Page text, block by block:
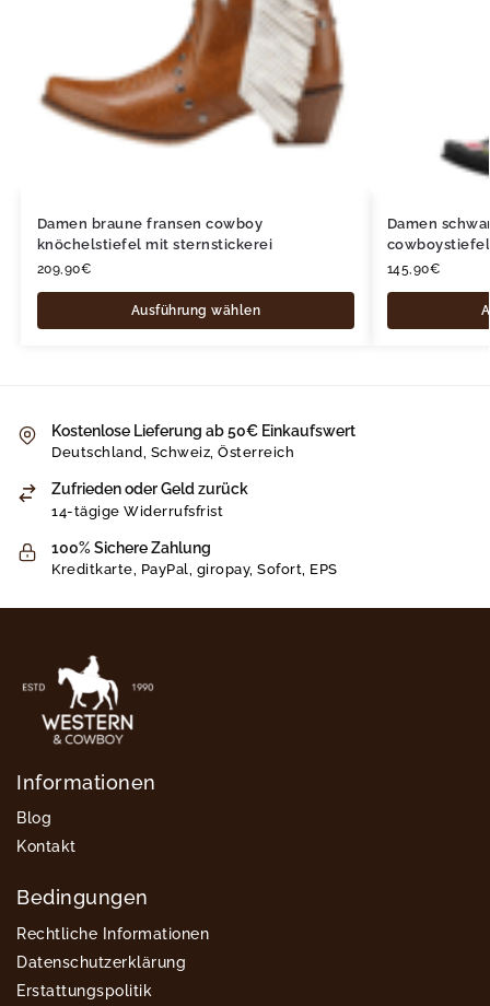
Damen braune fransen cowboy
knöchelstiefel mit sternstickerei
209,90€
Ausführung wählen
Damen
145,90€
Kostenlose Lieferung ab 50€ Einkaufswert
Deutschland, Schweiz, Österreich
Zufrieden oder Geld zurück
14-tägige Widerrufsfrist
100% Sichere Zahlung
Kreditkarte, PayPal, giropay, Sofort, EPS
Informationen
Blog
Kontakt
Bedingungen
Rechtliche Informationen
Datenschutzerklärung
Erstattungspolitik